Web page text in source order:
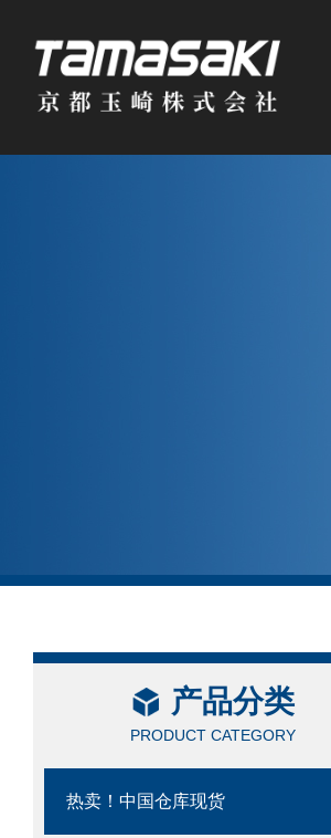
产品分类
PRODUCT CATEGORY
热卖！中国仓库现货